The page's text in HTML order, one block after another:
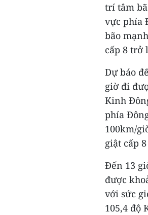
trí tâm
vực phía
bão
cấp 8 trở
Dự báo
giờ đi
Kinh
phía
100km/
giật cấp
Đến 13
được
với sức
105,4 độ